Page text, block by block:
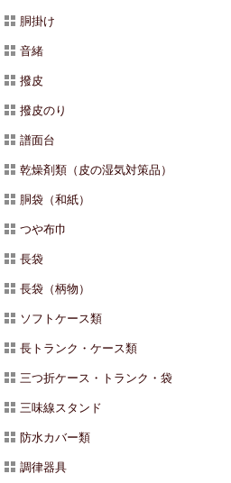
胴掛け
音緒
撥皮
撥皮のり
譜面台
乾燥剤類（皮の湿気対策品）
胴袋（和紙）
つや布巾
長袋
長袋（柄物）
ソフトケース類
長トランク・ケース類
三つ折ケース・トランク・袋
三味線スタンド
防水カバー類
調律器具